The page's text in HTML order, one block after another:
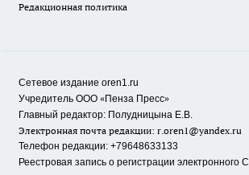
Редакционная политика
Сетевое издание oren1.ru
Учредитель ООО «Пенза Пресс»
Главный редактор: Полудницына Е.В.
Электронная почта редакции: r.oren1@yandex.ru
Телефон редакции: +79648633133
Реестровая запись о регистрации